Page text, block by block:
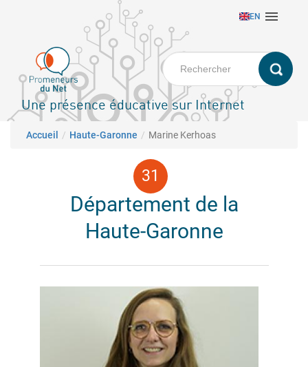
principal
EN 
Une présence éducative sur Internet
Fil d'Ariane
Accueil Haute-Garonne Marine Kerhoas
Département de la
Haute-Garonne